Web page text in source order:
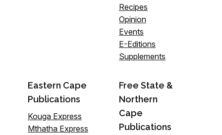
Recipes
Opinion
Events
E-Editions
Supplements
Eastern Cape
Publications
Kouga Express
Mthatha Express
Free State &
Northern
Cape
Publications